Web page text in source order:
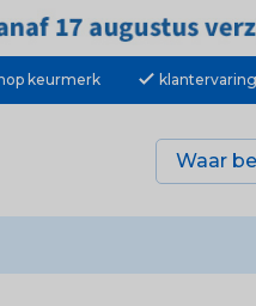
keurmerk check